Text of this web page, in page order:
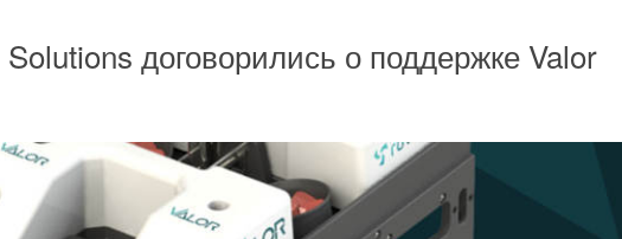
договорились о поддержке Valor